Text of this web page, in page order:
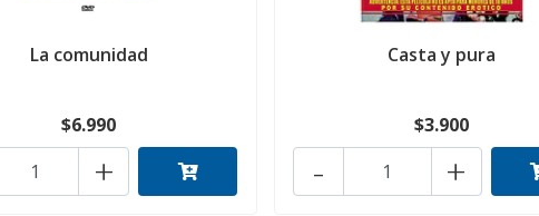
La comunidad
$6.990
+
Casta y pura
$3.900
+
-